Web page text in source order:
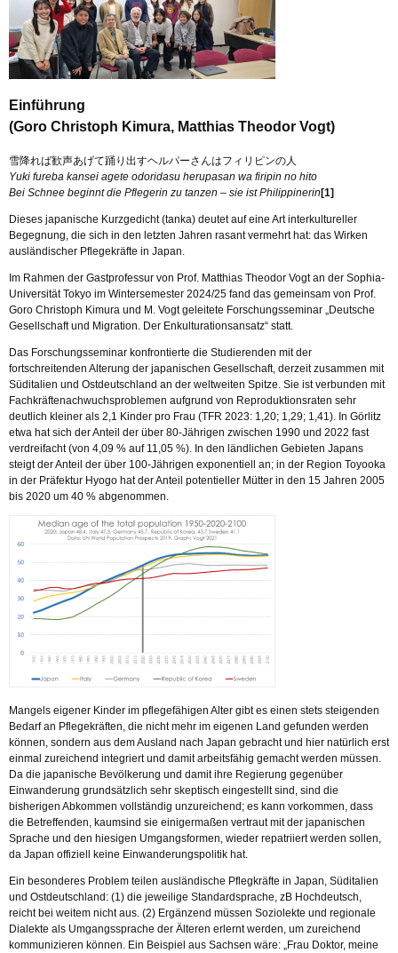
Einführung
(Goro Christoph Kimura, Matthias Theodor Vogt)
雪降れば歓声あげて踊り出すヘルパーさんはフィリピンの人
Yuki fureba kansei agete odoridasu herupasan wa firipin no hito
Bei Schnee beginnt die Pflegerin zu tanzen – sie ist Philippinerin [1]
Dieses japanische Kurzgedicht (tanka) deutet auf eine Art interkultureller
Begegnung, die sich in den letzten Jahren rasant vermehrt hat: das Wirken
ausländischer Pflegekräfte in Japan.
Im Rahmen der Gastprofessur von Prof. Matthias Theodor Vogt an der Sophia-
Universität Tokyo im Wintersemester 2024/25 fand das gemeinsam von Prof.
Goro Christoph Kimura und M. Vogt geleitete Forschungsseminar „Deutsche
Gesellschaft und Migration. Der Enkulturationsansatz“ statt.
Das Forschungsseminar konfrontierte die Studierenden mit der
fortschreitenden Alterung der japanischen Gesellschaft, derzeit zusammen mit
Süditalien und Ostdeutschland an der weltweiten Spitze. Sie ist verbunden mit
Fachkräftenachwuchsproblemen aufgrund von Reproduktionsraten sehr
deutlich kleiner als 2,1 Kinder pro Frau (TFR 2023: 1,20; 1,29; 1,41). In Görlitz
etwa hat sich der Anteil der über 80-Jährigen zwischen 1990 und 2022 fast
verdreifacht (von 4,09 % auf 11,05 %). In den ländlichen Gebieten Japans
steigt der Anteil der über 100-Jährigen exponentiell an; in der Region Toyooka
in der Präfektur Hyogo hat der Anteil potentieller Mütter in den 15 Jahren 2005
bis 2020 um 40 % abgenommen.
Mangels eigener Kinder im pflegefähigen Alter gibt es einen stets steigenden
Bedarf an Pflegekräften, die nicht mehr im eigenen Land gefunden werden
können, sondern aus dem Ausland nach Japan gebracht und hier natürlich erst
einmal zureichend integriert und damit arbeitsfähig gemacht werden müssen.
Da die japanische Bevölkerung und damit ihre Regierung gegenüber
Einwanderung grundsätzlich sehr skeptisch eingestellt sind, sind die
bisherigen Abkommen vollständig unzureichend; es kann vorkommen, dass
die Betreffenden, kaumsind sie einigermaßen vertraut mit der japanischen
Sprache und den hiesigen Umgangsformen, wieder repatriiert werden sollen,
da Japan offiziell keine Einwanderungspolitik hat.
Ein besonderes Problem teilen ausländische Pflegkräfte in Japan, Süditalien
und Ostdeutschland: (1) die jeweilige Standardsprache, zB Hochdeutsch,
reicht bei weitem nicht aus. (2) Ergänzend müssen Soziolekte und regionale
Dialekte als Umgangssprache der Älteren erlernt werden, um zureichend
kommunizieren können. Ein Beispiel aus Sachsen wäre: „Frau Doktor, meine